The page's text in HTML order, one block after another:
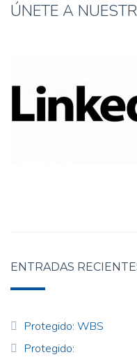
ÚNETE A
ENTRADAS
Protegido: WBS
Protegido: